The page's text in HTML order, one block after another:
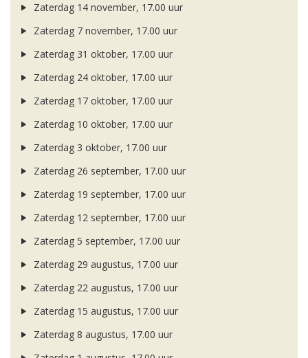
Zaterdag 14 november, 17.00 uur
Zaterdag 7 november, 17.00 uur
Zaterdag 31 oktober, 17.00 uur
Zaterdag 24 oktober, 17.00 uur
Zaterdag 17 oktober, 17.00 uur
Zaterdag 10 oktober, 17.00 uur
Zaterdag 3 oktober, 17.00 uur
Zaterdag 26 september, 17.00 uur
Zaterdag 19 september, 17.00 uur
Zaterdag 12 september, 17.00 uur
Zaterdag 5 september, 17.00 uur
Zaterdag 29 augustus, 17.00 uur
Zaterdag 22 augustus, 17.00 uur
Zaterdag 15 augustus, 17.00 uur
Zaterdag 8 augustus, 17.00 uur